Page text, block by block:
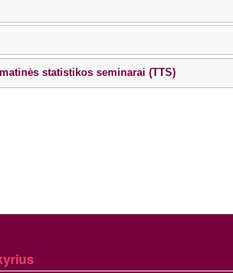
statistikos seminarai (TTS)